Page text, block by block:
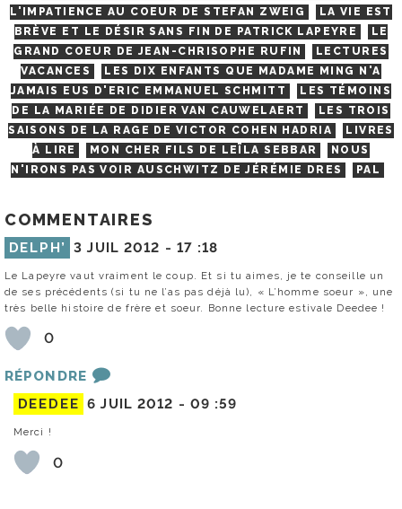
L'IMPATIENCE AU COEUR DE STEFAN ZWEIG
LA VIE EST
BRÈVE ET LE DÉSIR SANS FIN DE PATRICK LAPEYRE
LE
GRAND COEUR DE JEAN-CHRISOPHE RUFIN
LECTURES
VACANCES
LES DIX ENFANTS QUE MADAME MING N'A
JAMAIS EUS D'ERIC EMMANUEL SCHMITT
LES TÉMOINS
DE LA MARIÉE DE DIDIER VAN CAUWELAERT
LES TROIS
SAISONS DE LA RAGE DE VICTOR COHEN HADRIA
LIVRES
À LIRE
MON CHER FILS DE LEÏLA SEBBAR
NOUS
N'IRONS PAS VOIR AUSCHWITZ DE JÉRÉMIE DRES
PAL
COMMENTAIRES
DELPH’ 3 JUIL 2012 - 17 :18
Le Lapeyre vaut vraiment le coup. Et si tu aimes, je te conseille un
de ses précédents (si tu ne l’as pas déjà lu), « L’homme soeur », une
très belle histoire de frère et soeur. Bonne lecture estivale Deedee !
0
RÉPONDRE
DEEDEE 6 JUIL 2012 - 09 :59
Merci !
0